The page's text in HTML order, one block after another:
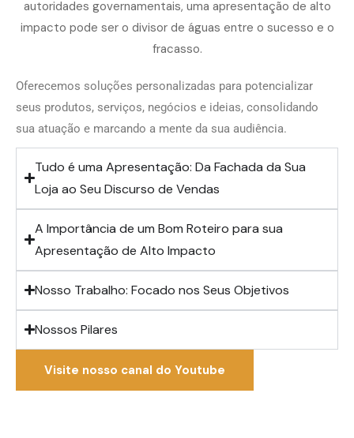
Oferecemos soluções personalizadas para potencializar
seus produtos, serviços, negócios e ideias, consolidando
sua atuação e marcando a mente da sua audiência.
Tudo é uma Apresentação: Da Fachada da Sua
Loja ao Seu Discurso de Vendas
A Importância de um Bom Roteiro para sua
Apresentação de Alto Impacto
Nosso Trabalho: Focado nos Seus Objetivos
Nossos Pilares
Visite nosso canal do Youtube